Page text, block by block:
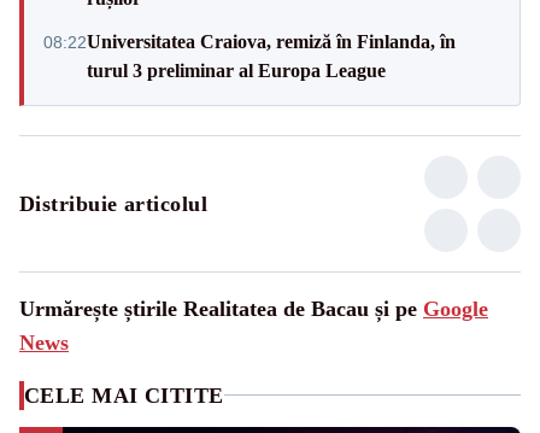
08:22Universitatea Craiova, remiză în Finlanda, în
turul 3 preliminar al Europa League
Distribuie articolul
Urmărește știrile Realitatea de Bacau și pe Google
News
CELE MAI CITITE